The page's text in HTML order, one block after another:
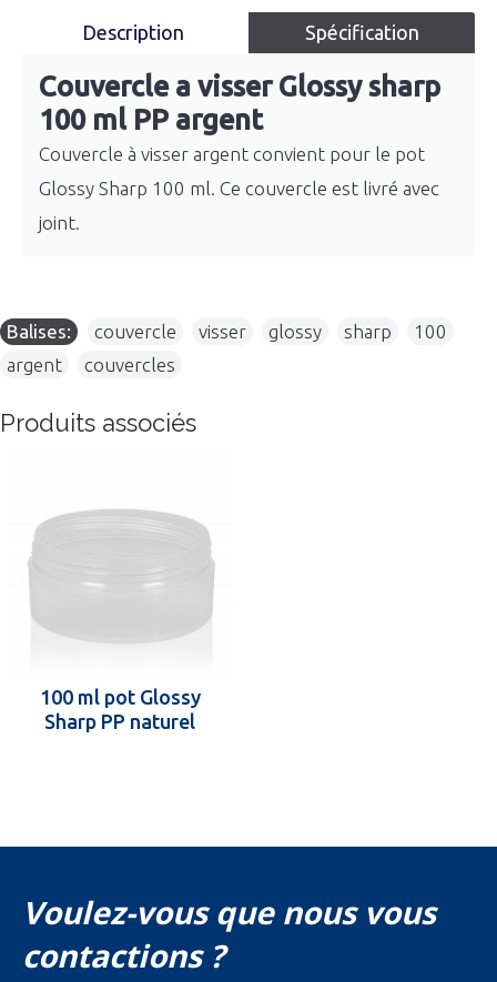
Description Spécification
Couvercle a visser Glossy sharp
100 ml PP argent
Couvercle à visser argent convient pour le pot
Glossy Sharp 100 ml. Ce couvercle est livré avec
joint.
Balises: couvercle visser glossy sharp 100
argent
couvercles
Produits associés
100 ml pot Glossy
Sharp PP naturel
Voulez-vous que nous vous
contactions ?